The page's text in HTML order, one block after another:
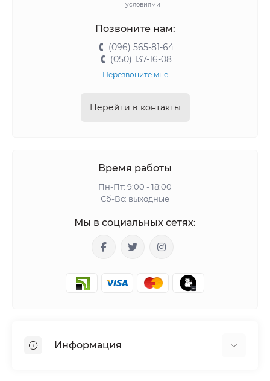
условиями
Позвоните нам:
(096) 565-81-64
(050) 137-16-08
Перезвоните мне
Перейти в контакты
Время работы
Пн-Пт: 9:00 - 18:00
Сб-Вс: выходные
Мы в социальных сетях:
Информация